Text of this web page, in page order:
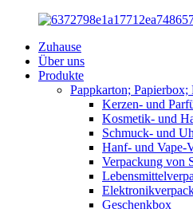
Zuhause
Über uns
Produkte
Pappkarton; Papierbox;
Kerzen- und
Kosmetik- und
Schmuck- und
Hanf- und Vape-
Verpackung von
Geschenkbox